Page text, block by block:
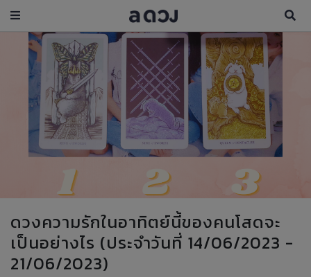
ดวงความรักในอาทิตย์นี้ของคนโสดจะ
เป็นอย่างไร (ประจำวันที่ 14/06/2023 -
21/06/2023)